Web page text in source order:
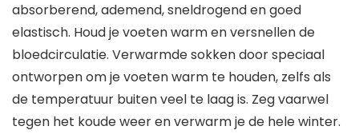
absorberend, ademend, sneldrogend en goed
elastisch. Houd je voeten warm en versnellen de
bloedcirculatie. Verwarmde sokken door speciaal
ontworpen om je voeten warm te houden, zelfs als
de temperatuur buiten veel te laag is. Zeg vaarwel
tegen het koude weer en verwarm je de hele winter.